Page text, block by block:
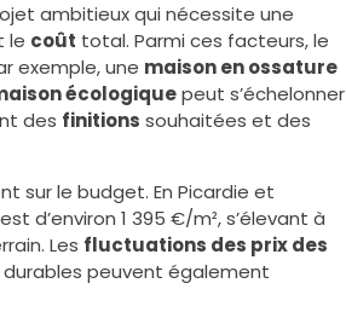
ambitieux qui nécessite une
le coût total. Parmi ces facteurs, le
exemple, une maison en ossature
écologiquepeut s’échelonner
des finitions souhaitées et des
sur le budget. En Picardie et
d’environ 1 395 €/m², s’élevant à
Les fluctuations des prix des
peuvent également